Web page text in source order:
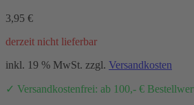
3,95 €
derzeit nicht lieferbar
inkl. 19 % MwSt. zzgl. Versandkosten
✓ Versandkostenfrei: ab 100,- €